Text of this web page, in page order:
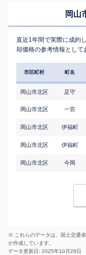
岡山
直近1年間で実際に成約
却価格の参考情報として
市区町村 町名
岡山市北区 足守
岡山市北区 一宮
岡山市北区 伊福町
岡山市北区 伊福町
岡山市北区 今岡
※ これらのデータは、国土交通
が作成しています。
データ更新日: 2025年10月29日